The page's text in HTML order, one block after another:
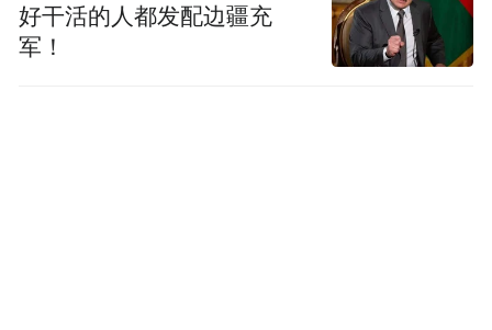
好干活的人都发配边疆充
军！